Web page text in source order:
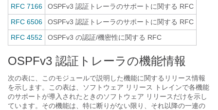
RFC 7166
OSPFv3 認証トレーラのサポートに関する RFC
RFC 6506
OSPFv3 認証トレーラのサポートに関する RFC
RFC 4552
OSPFv3 の認証/機密性に関する RFC
OSPFv3 認証トレーラの機能情報
次の表に、このモジュールで説明した機能に関するリリース情報
を示します。この表は、ソフトウェア リリース トレインで各機能
のサポートが導入されたときのソフトウェア リリースだけを示し
ています。その機能は、特に断りがない限り、それ以降の一連の